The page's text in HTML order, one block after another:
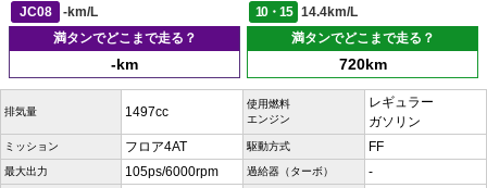
JC08
-km/L 10・15
14.4km/L
満タンでどこまで走る？
-km
満タンでどこまで走る？
720km
排気量 1497cc
使用燃料
エンジン
レギュラー
ガソリン
ミッション フロア4AT 駆動方式 FF
最大出力 105ps/6000rpm 過給器（ターボ） -